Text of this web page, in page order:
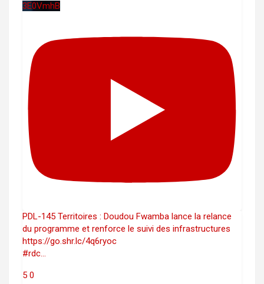
3E0VmhB
PDL-145 Territoires : Doudou Fwamba lance la relance
du programme et renforce le suivi des infrastructures
https://go.shr.lc/4q6ryoc
#rdc...
5 0